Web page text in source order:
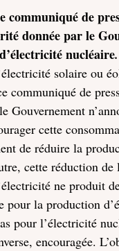
communiqué de
donnée par le
nucléaire.
solaire ou
communiqué de
Gouvernement
cette
de réduire la
cette réduction de
ne produit
pour la production
pour l’électricité
encouragée.